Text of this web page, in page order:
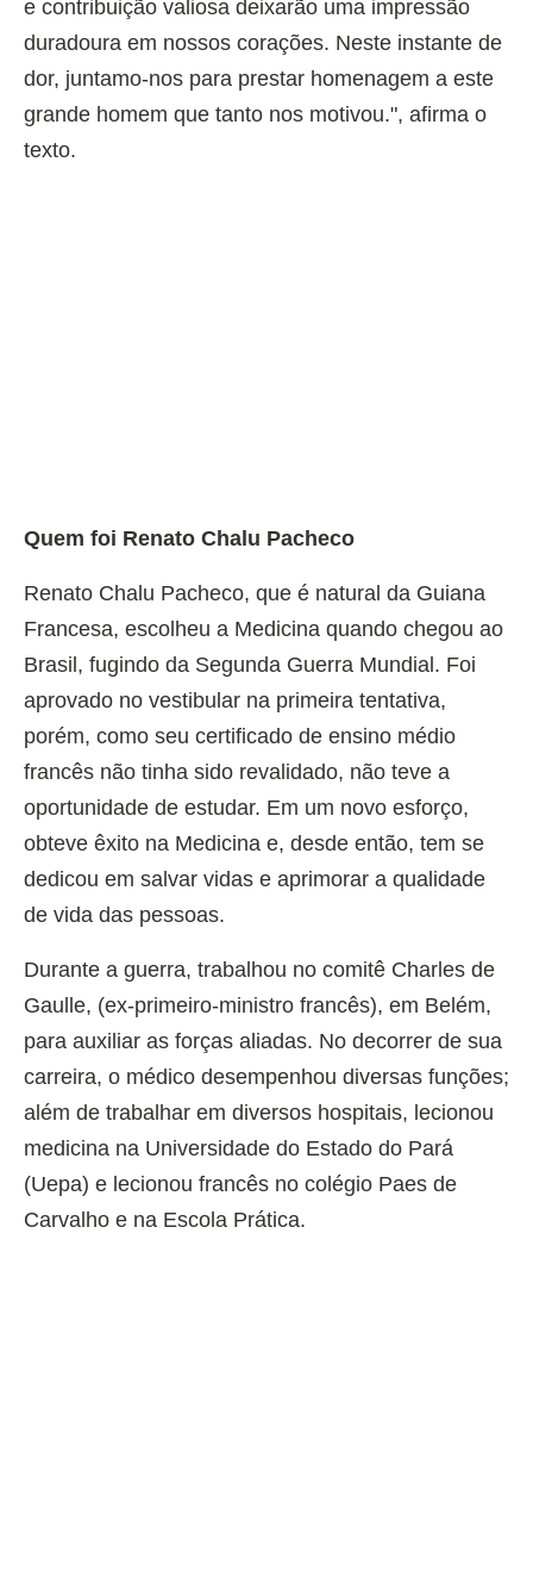
e contribuição valiosa deixarão uma impressão
duradoura em nossos corações. Neste instante de
dor, juntamo-nos para prestar homenagem a este
grande homem que tanto nos motivou.", afirma o
texto.
Quem foi Renato Chalu Pacheco
Renato Chalu Pacheco, que é natural da Guiana
Francesa, escolheu a Medicina quando chegou ao
Brasil, fugindo da Segunda Guerra Mundial. Foi
aprovado no vestibular na primeira tentativa,
porém, como seu certificado de ensino médio
francês não tinha sido revalidado, não teve a
oportunidade de estudar. Em um novo esforço,
obteve êxito na Medicina e, desde então, tem se
dedicou em salvar vidas e aprimorar a qualidade
de vida das pessoas.
Durante a guerra, trabalhou no comitê Charles de
Gaulle, (ex-primeiro-ministro francês), em Belém,
para auxiliar as forças aliadas. No decorrer de sua
carreira, o médico desempenhou diversas funções;
além de trabalhar em diversos hospitais, lecionou
medicina na Universidade do Estado do Pará
(Uepa) e lecionou francês no colégio Paes de
Carvalho e na Escola Prática.